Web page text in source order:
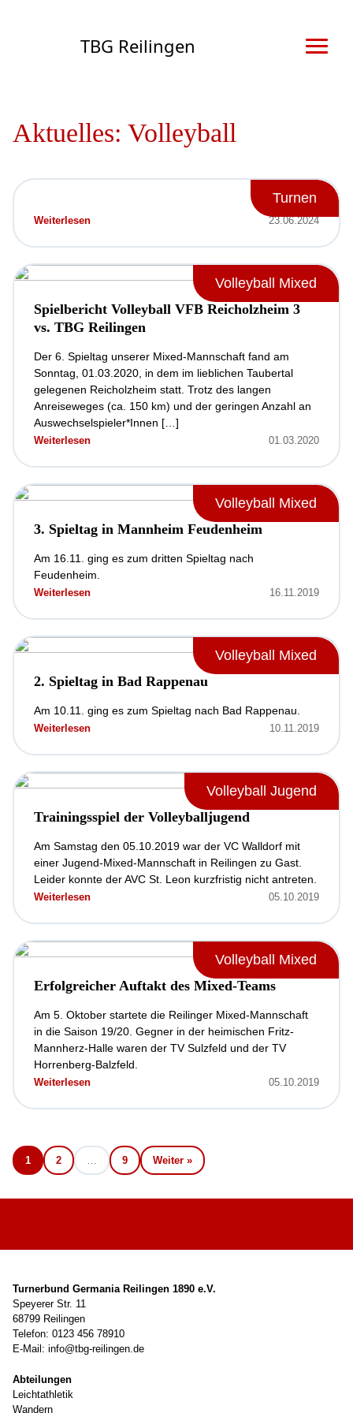
TBG Reilingen
Aktuelles: Volleyball
Turnen
Weiterlesen 23.06.2024
Volleyball Mixed
Spielbericht Volleyball VFB Reicholzheim 3
vs. TBG Reilingen
Der 6. Spieltag unserer Mixed-Mannschaft fand am
Sonntag, 01.03.2020, in dem im lieblichen Taubertal
gelegenen Reicholzheim statt. Trotz des langen
Anreiseweges (ca. 150 km) und der geringen Anzahl an
Auswechselspieler*Innen […]
Weiterlesen 01.03.2020
Volleyball Mixed
3. Spieltag in Mannheim Feudenheim
Am 16.11. ging es zum dritten Spieltag nach
Feudenheim.
Weiterlesen 16.11.2019
Volleyball Mixed
2. Spieltag in Bad Rappenau
Am 10.11. ging es zum Spieltag nach Bad Rappenau.
Weiterlesen 10.11.2019
Volleyball Jugend
Trainingsspiel der Volleyballjugend
Am Samstag den 05.10.2019 war der VC Walldorf mit
einer Jugend-Mixed-Mannschaft in Reilingen zu Gast.
Leider konnte der AVC St. Leon kurzfristig nicht antreten.
Weiterlesen 05.10.2019
Volleyball Mixed
Erfolgreicher Auftakt des Mixed-Teams
Am 5. Oktober startete die Reilinger Mixed-Mannschaft
in die Saison 19/20. Gegner in der heimischen Fritz-
Mannherz-Halle waren der TV Sulzfeld und der TV
Horrenberg-Balzfeld.
Weiterlesen 05.10.2019
1 2 9 Weiter »
Turnerbund Germania Reilingen 1890 e.V.
Speyerer Str. 11
68799 Reilingen
Telefon: 0123 456 78910
E-Mail: info@tbg-reilingen.de
Abteilungen
Leichtathletik
Wandern